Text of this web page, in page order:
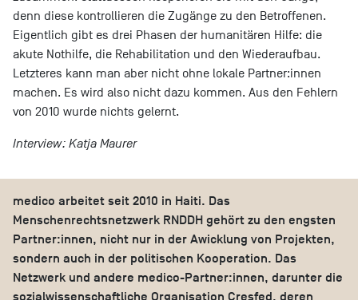
denn diese kontrollieren die Zugänge zu den Betroffenen.
Eigentlich gibt es drei Phasen der humanitären Hilfe: die
akute Nothilfe, die Rehabilitation und den Wiederaufbau.
Letzteres kann man aber nicht ohne lokale Partner:innen
machen. Es wird also nicht dazu kommen. Aus den Fehlern
von 2010 wurde nichts gelernt.
Interview: Katja Maurer
medico arbeitet seit 2010 in Haiti. Das
Menschenrechtsnetzwerk RNDDH gehört zu den engsten
Partner:innen, nicht nur in der Awicklung von Projekten,
sondern auch in der politischen Kooperation. Das
Netzwerk und andere medico-Partner:innen, darunter die
sozialwissenschaftliche Organisation Cresfed, deren